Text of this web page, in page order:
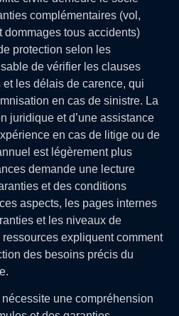
complémentaires (vol,
dommages tous accidents)
protection selon les
de vérifier les clauses
les délais de carence, qui
en cas de sinistre. La
juridique et d’une assistance
en cas de litige ou de
est légèrement plus
demande une lecture
et des conditions
aspects, les pages internes
et les niveaux de
expliquent comment
des besoins précis du
une compréhension